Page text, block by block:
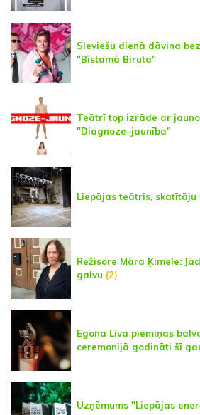
Sieviešu dienā dāvina
"Bīstamā Biruta"
Teātrī top izrāde ar
"Diagnoze–jaunība"
Liepājas teātris, skatītāju
Režisore Māra Ķimele:
galvu (2)
Egona Līva piemiņas
ceremonijā godināti šī
Uzņēmums "Liepājas